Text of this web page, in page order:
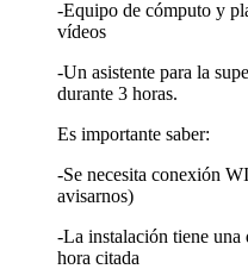
-Equipo de cómputo y
vídeos
-Un asistente para la
durante 3 horas.
Es importante saber:
-Se necesita conexión
avisarnos)
-La instalación tiene
hora citada